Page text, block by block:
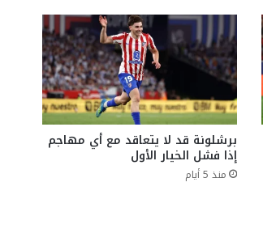
برشلونة قد لا يتعاقد مع أي مهاجم
إذا فشل الخيار الأول
منذ 5 أيام